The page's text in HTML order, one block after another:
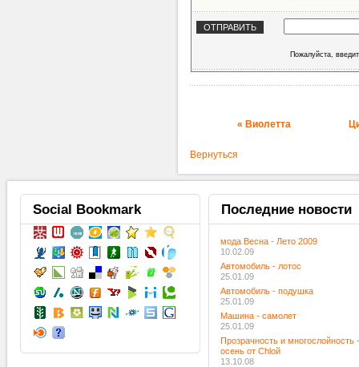
Пожалуйста,
« Виолетта
Вернуться
Social Bookmark Последниеновости
мода Весна - Лето 2009
10.02.09
Автомобиль - лотос
25.01.09
Автомобиль - подушка
25.01.09
Машина - самолет
25.01.09
Прозрачность и многослойность -
осень от Chloй
13.10.08